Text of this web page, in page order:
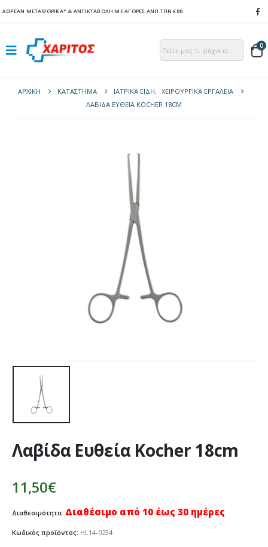
ΔΩΡΕΑΝ ΜΕΤΑΦΟΡΙΚΑ* & ΑΝΤΙΚΤΑΒΟΛΗ ΜΕ ΑΓΟΡΕΣ ΑΝΩ ΤΩΝ €80
0
ΑΡΧΙΚΉ ΚΑΤΆΣΤΗΜΑ ΙΑΤΡΙΚΑ ΕΙΔΗ, ΧΕΙΡΟΥΡΓΙΚΑ ΕΡΓΑΛΕΙΑ
ΛΑΒΊΔΑ ΕΥΘΕΊΑ KOCHER 18CM
Λαβίδα Ευθεία Kocher 18cm
11,50€
Διαθεσιμότητα: Διαθέσιμο από 10 έως 30 ημέρες
Κωδικός προϊόντος: HL14-0234